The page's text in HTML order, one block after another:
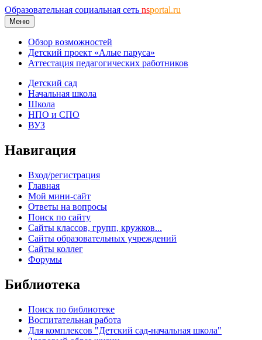
Образовательная социальная сеть nsportal.ru
Меню
Обзор возможностей
Детский проект «Алые паруса»
Аттестация педагогических работников
Детский сад
Начальная школа
Школа
НПО и СПО
ВУЗ
Навигация
Вход/регистрация
Главная
Мой мини-сайт
Ответы на вопросы
Поиск по сайту
Сайты классов, групп, кружков...
Сайты образовательных учреждений
Сайты коллег
Форумы
Библиотека
Поиск по библиотеке
Воспитательная работа
Для комплексов "Детский сад-начальная школа"